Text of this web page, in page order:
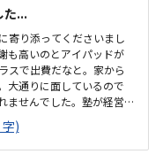
た...
寄り添ってくださいまし
も高いのとアイパッドが
スで出費だなと。家から
大通りに面しているので
ませんでした。塾が経営
ました。建物自体が古い
ました。もう少し回数を
ます。説明してくれた方
)